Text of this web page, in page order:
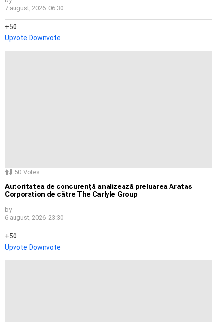
7 august, 2026, 06:30
50
Upvote Downvote
50 Votes
Autoritatea de concurență analizează preluarea Aratas
Corporation de către The Carlyle Group
by
6 august, 2026, 23:30
50
Upvote Downvote